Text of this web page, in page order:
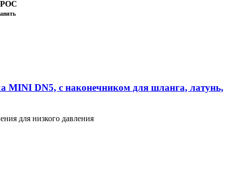
MINI DN5, с наконечником для шланга, латунь,
для низкого давления